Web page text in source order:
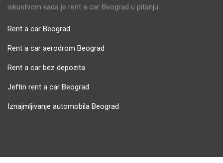
iskustvom kada je rent a car Beograd u pitanju.
Rent a car Beograd
Rent a car aerodrom Beograd
Rent a car bez depozita
Jeftin rent a car Beograd
Iznajmljivanje automobila Beograd